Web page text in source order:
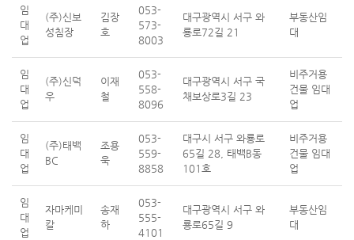
임
대
업
(주)신보
성침장
김장
호
053-
573-
8003
대구광역시 서구 와
룡로72길 21
부동산임
대
임
대
업
(주)신덕
우
이재
철
053-
558-
8096
대구광역시 서구 국
채보상로3길 23
비주거용
건물 임대
업
임
대
업
(주)태백
BC
조용
욱
053-
559-
8858
대구시 서구 와룡로
65길 28, 태백B동
101호
비주거용
건물 임대
업
임
대
업
자마케미
칼
송재
하
053-
555-
4101
대구광역시 서구 와
룡로65길 9
부동산임
대